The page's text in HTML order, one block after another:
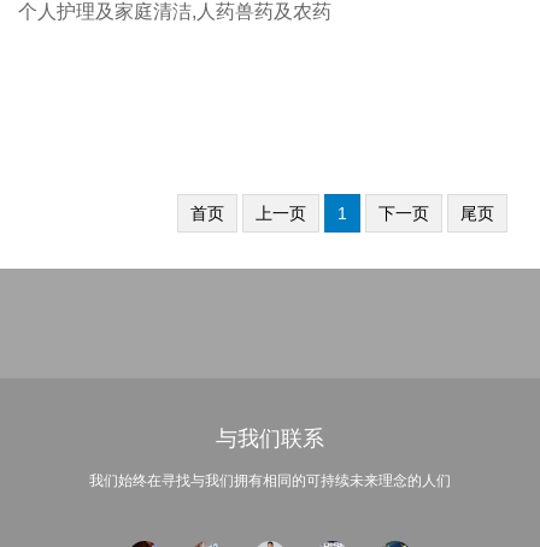
个人护理及家庭清洁,人药兽药及农药
首页 上一页 1 下一页 尾页
与我们联系
我们始终在寻找与我们拥有相同的可持续未来理念的人们